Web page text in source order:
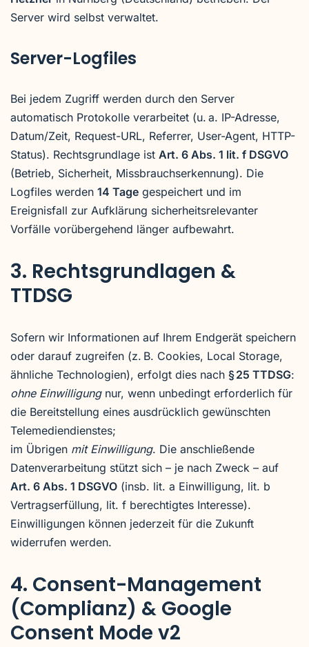
Server wird selbst verwaltet.
Server-Logfiles
Bei jedem Zugriff werden durch den Server
automatisch Protokolle verarbeitet (u. a. IP-Adresse,
Datum/Zeit, Request-URL, Referrer, User-Agent, HTTP-
Status). Rechtsgrundlage ist Art. 6 Abs. 1 lit. f DSGVO
(Betrieb, Sicherheit, Missbrauchserkennung). Die
Logfiles werden 14 Tage gespeichert und im
Ereignisfall zur Aufklärung sicherheitsrelevanter
Vorfälle vorübergehend länger aufbewahrt.
3. Rechtsgrundlagen &
TTDSG
Sofern wir Informationen auf Ihrem Endgerät speichern
oder darauf zugreifen (z. B. Cookies, Local Storage,
ähnliche Technologien), erfolgt dies nach § 25 TTDSG:
ohne Einwilligungnur, wenn unbedingt erforderlich für
die Bereitstellung eines ausdrücklich gewünschten
Telemediendienstes;
im Übrigen mit Einwilligung. Die anschließende
Datenverarbeitung stützt sich – je nach Zweck – auf
Art. 6 Abs. 1 DSGVO (insb. lit. a Einwilligung, lit. b
Vertragserfüllung, lit. f berechtigtes Interesse).
Einwilligungen können jederzeit für die Zukunft
widerrufen werden.
4. Consent-Management
(Complianz) & Google
Consent Mode v2